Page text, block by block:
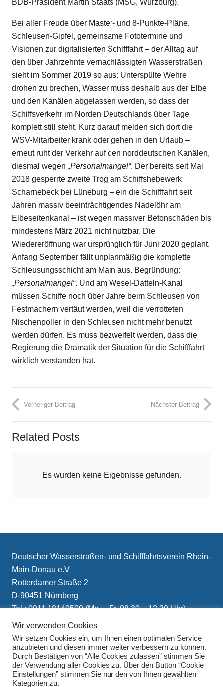
BDB-Präsident Martin Staats (MSG, Würzburg).
Bei aller Freude über Master- und 8-Punkte-Pläne,
Schleusen-Gipfel, gemeinsame Fototermine und
Visionen zur digitalisierten Schifffahrt – der Alltag auf
den über Jahrzehnte vernachlässigten Wasserstraßen
sieht im Sommer 2019 so aus: Unterspülte Wehre
drohen zu brechen, Wasser muss deshalb aus der Elbe
und den Kanälen abgelassen werden, so dass der
Schiffsverkehr im Norden Deutschlands über Tage
komplett still steht. Kurz darauf melden sich dort die
WSV-Mitarbeiter krank oder gehen in den Urlaub –
erneut ruht der Verkehr auf den norddeutschen Kanälen,
diesmal wegen „Personalmangel“. Der bereits seit Mai
2018 gesperrte zweite Trog am Schiffshebewerk
Scharnebeck bei Lüneburg – ein die Schifffahrt seit
Jahren massiv beeinträchtigendes Nadelöhr am
Elbeseitenkanal – ist wegen massiver Betonschäden bis
mindestens März 2021 nicht nutzbar. Die
Wiedereröffnung war ursprünglich für Juni 2020 geplant.
Anfang September fällt unplanmäßig die komplette
Schleusungsschicht am Main aus. Begründung:
„Personalmangel“. Und am Wesel-Datteln-Kanal
müssen Schiffe noch über Jahre beim Schleusen von
Festmachern vertäut werden, weil die verrotteten
Nischenpoller in den Schleusen nicht mehr benutzt
werden dürfen. Es muss bezweifelt werden, dass die
Regierung die Dramatik der Situation für die Schifffahrt
wirklich verstanden hat.
Vorheriger Beitrag Nächster Beitrag
Related Posts
Es wurden keine Ergebnisse gefunden.
Deutscher Wasserstraßen- und Schifffahrtsverein Rhein-
Main-Donau e.V
Rotterdamer Straße 2
D-90451 Nürnberg
Tel.: 0911 / 8149509 (Mo. – Fr. 08.30 – 12.30 Uhr)
E-Mail: info(at)schifffahrtsverein.de
Wir verwenden Cookies
Wir setzen Cookies ein, um Ihnen einen optimalen Service
anzubieten und diesen immer weiter verbessern zu können.
Durch Bestätigen von “Alle Cookies zulassen” stimmen Sie
der Verwendung aller Cookies zu. Über den Button “Cookie
Einstellungen” stimmen Sie nur den von Ihnen gewählten
Kategorien zu.